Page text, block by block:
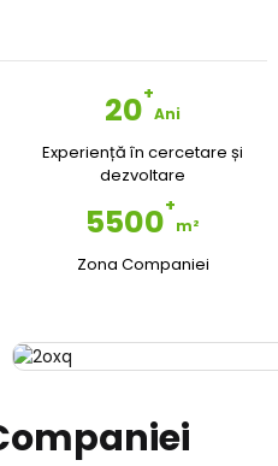
20+
Ani
Experiență în cercetare și
dezvoltare
5500+
m²
Zona Companiei